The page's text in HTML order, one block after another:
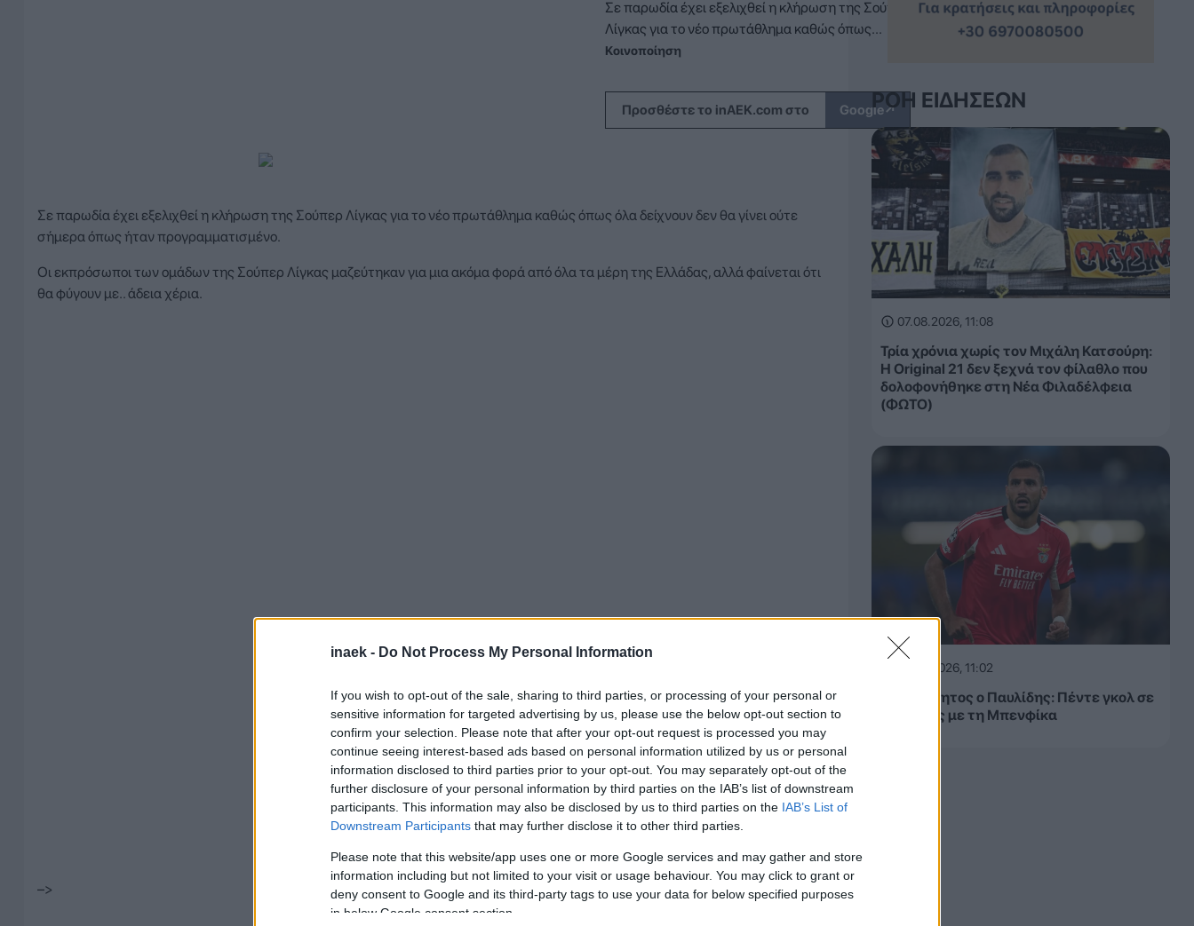
inaek - Do Not Process My Personal Information
If you wish to opt-out of the sale, sharing to third parties, or processing of your personal or
sensitive information for targeted advertising by us, please use the below opt-out section to
confirm your selection. Please note that after your opt-out request is processed you may
continue seeing interest-based ads based on personal information utilized by us or personal
information disclosed to third parties prior to your opt-out. You may separately opt-out of the
further disclosure of your personal information by third parties on the IAB’s list of downstream
participants. This information may also be disclosed by us to third parties on the IAB’s List of
Downstream Participants that may further disclose it to other third parties.
Please note that this website/app uses one or more Google services and may gather and store
information including but not limited to your visit or usage behaviour. You may click to grant or
deny consent to Google and its third-party tags to use your data for below specified purposes
in below Google consent section.
Σε παρωδία έχει εξελιχθεί η κλήρωση της Σούπερ
Λίγκας για το νέο πρωτάθλημα καθώς όπως...
Κοινοποίηση
Προσθέστε το inAEK.com στο Google↗
Σε παρωδία έχει εξελιχθεί η κλήρωση της Σούπερ Λίγκας για το νέο πρωτάθλημα καθώς όπως όλα δείχνουν δεν θα γίνει ούτε
σήμερα όπως ήταν προγραμματισμένο.
Οι εκπρόσωποι των ομάδων της Σούπερ Λίγκας μαζεύτηκαν για μια ακόμα φορά από όλα τα μέρη της Ελλάδας, αλλά φαίνεται ότι
θα φύγουν με.. άδεια χέρια.
–>
ΡΟΉ ΕΙΔΉΣΕΩΝ
07.08.2026, 11:08
Τρία χρόνια χωρίς τον Μιχάλη Κατσούρη:
Η Original 21 δεν ξεχνά τον φίλαθλο που
δολοφονήθηκε στη Νέα Φιλαδέλφεια
(ΦΩΤΟ)
07.08.2026, 11:02
Ασταμάτητος ο Παυλίδης: Πέντε γκολ σε
τρία ματς με τη Μπενφίκα